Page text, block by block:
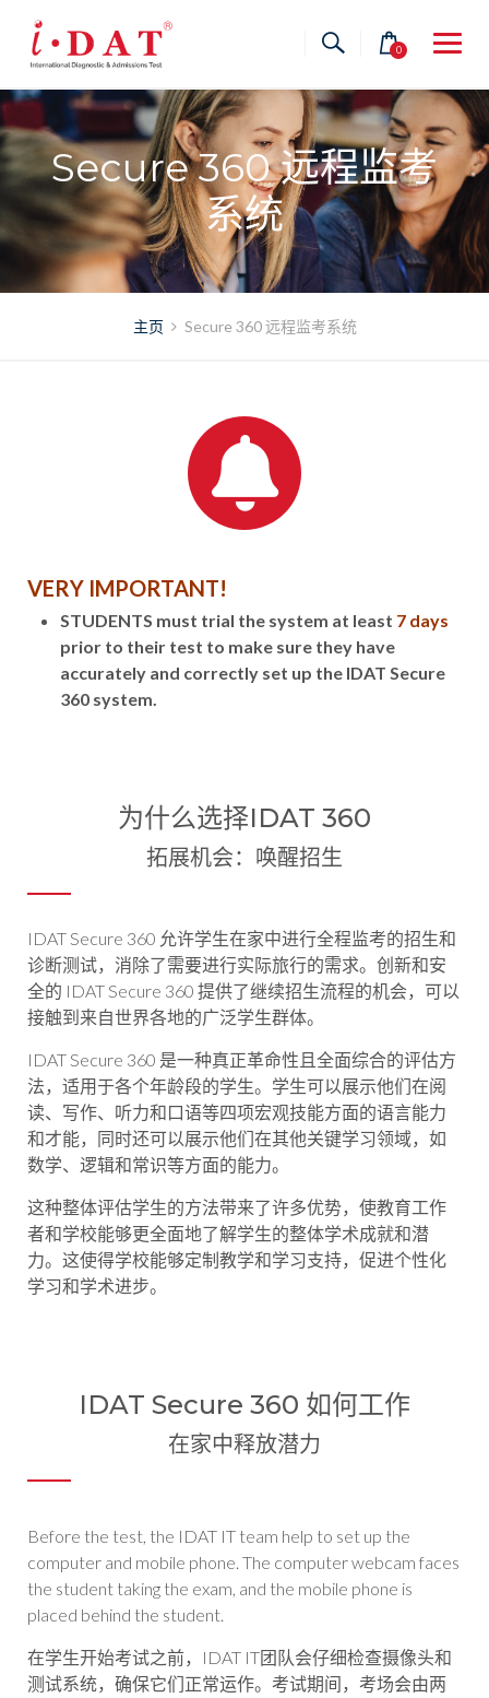
content
0
Secure 360 远程监考
系统
主页 Secure 360 远程监考系统
VERY IMPORTANT!
STUDENTS must trial the system at least 7 days
prior to their test to make sure they have
accurately and correctly set up the IDAT Secure
360 system.
为什么选择IDAT 360
拓展机会：唤醒招生
IDAT Secure 360 允许学生在家中进行全程监考的招生和
诊断测试，消除了需要进行实际旅行的需求。创新和安
全的 IDAT Secure 360 提供了继续招生流程的机会，可以
接触到来自世界各地的广泛学生群体。
IDAT Secure 360 是一种真正革命性且全面综合的评估方
法，适用于各个年龄段的学生。学生可以展示他们在阅
读、写作、听力和口语等四项宏观技能方面的语言能力
和才能，同时还可以展示他们在其他关键学习领域，如
数学、逻辑和常识等方面的能力。
这种整体评估学生的方法带来了许多优势，使教育工作
者和学校能够更全面地了解学生的整体学术成就和潜
力。这使得学校能够定制教学和学习支持，促进个性化
学习和学术进步。
IDAT Secure 360 如何工作
在家中释放潜力
Before the test, the IDAT IT team help to set up the
computer and mobile phone. The computer webcam faces
the student taking the exam, and the mobile phone is
placed behind the student.
在学生开始考试之前，IDAT IT团队会仔细检查摄像头和
测试系统，确保它们正常运作。考试期间，考场会由两